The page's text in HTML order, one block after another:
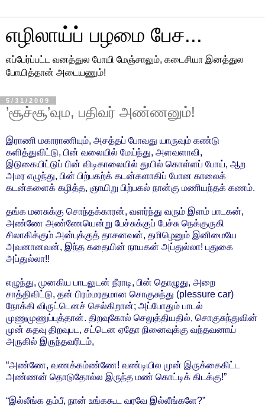
எழிலாய்ப் பழமை பேச...
எப்பேர்ப்பட்ட வனத்துல போயி மேஞ்சாலும், கடைசியா இனத்துல
போயித்தான் அடையணும்!
5/31/2009
’சூச்சூ’வும, பதிவர் அண்ணனும்!
இராணி மகாராணியும், அசத்தப் போவது யாருவும் கண்டு
களித்துவிட்டு, பின் வலையில் மேய்ந்து, அளவளாவி,
இடுகையிட்டுப் பின் விடிகாலையில் துயில் கொள்ளப் போய், ஆற
அமர எழுந்து, பின் பிற்பகற்க் கடன்களாகிப் போன காலைக்
கடன்களைக் கழித்த, ஞாயிறு பிற்பகல் நான்கு மணியந்தக் கணம்.
தங்க மனசுக்கு சொந்தக்காரன், வளர்ந்து வரும் இளம் பாடகன்,
அண்ணே அண்ணேயென்று பேச்சுக்குப் பேச்சு நெக்குருகி
சிலாகிக்கும் அன்புக்குத் தாசனவன், தமிழெனும் இனிமையே
அவனானவன், இந்த கதையின் நாயகன் அப்துல்லா! புதுகை
அப்துல்லா!!
எழுந்து, முனகிய பாடலுடன் நீராடி, பின் தொழுது, அறை
சாத்திவிட்டு, தன் பிரம்மரதமான சொகுசுந்து (plessure car)
நோக்கி விருட்டெனச் செல்கிறான்; அப்போதும் பாடல்
முணுமுணுப்புத்தான். திறவுகோல் செலுத்தியதில், சொகுசுந்துவின்
முன் கதவு திறவுபட, சட்டென ஏதோ நினைவுக்கு வந்தவனாய்
அருகில் இருந்தவரிடம்,
“அண்ணே, வணக்கம்ண்ணே! வண்டியில முன் இருக்கைகிட்ட
அண்ணன் தொடுதோல்ல இருந்த மண் கொட்டிக் கிடக்கு!”
“இல்லீங்க தம்பீ, நான் உங்ககூட வரவே இல்லீங்களே?”